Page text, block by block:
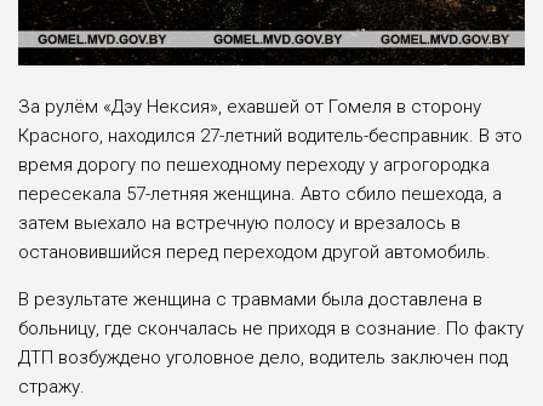
За рулём «Дэу Нексия», ехавшей от Гомеля в сторону
Красного, находился 27-летний водитель-бесправник. В это
время дорогу по пешеходному переходу у агрогородка
пересекала 57-летняя женщина. Авто сбило пешехода, а
затем выехало на встречную полосу и врезалось в
остановившийся перед переходом другой автомобиль.
В результате женщина с травмами была доставлена в
больницу, где скончалась не приходя в сознание. По факту
ДТП возбуждено уголовное дело, водитель заключен под
стражу.